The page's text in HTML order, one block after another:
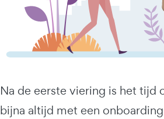
Na de eerste viering is het tijd
bijna altijd met een